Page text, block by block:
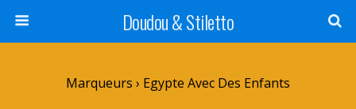
Doudou & Stiletto
Marqueurs › Egypte Avec Des Enfants